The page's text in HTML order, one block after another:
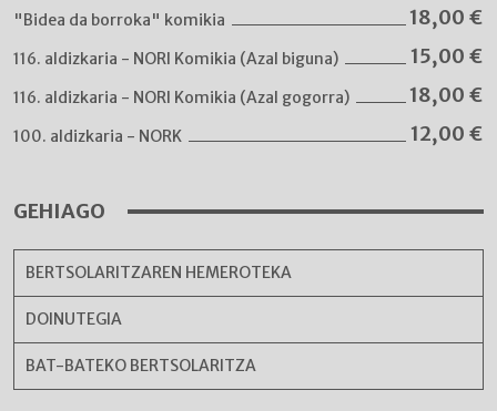
"Bidea da borroka" komikia 18,00 €
116. aldizkaria - NORI Komikia (Azal biguna) 15,00 €
116. aldizkaria - NORI Komikia (Azal gogorra) 18,00 €
100. aldizkaria - NORK 12,00 €
GEHIAGO
BERTSOLARITZAREN HEMEROTEKA
DOINUTEGIA
BAT-BATEKO BERTSOLARITZA